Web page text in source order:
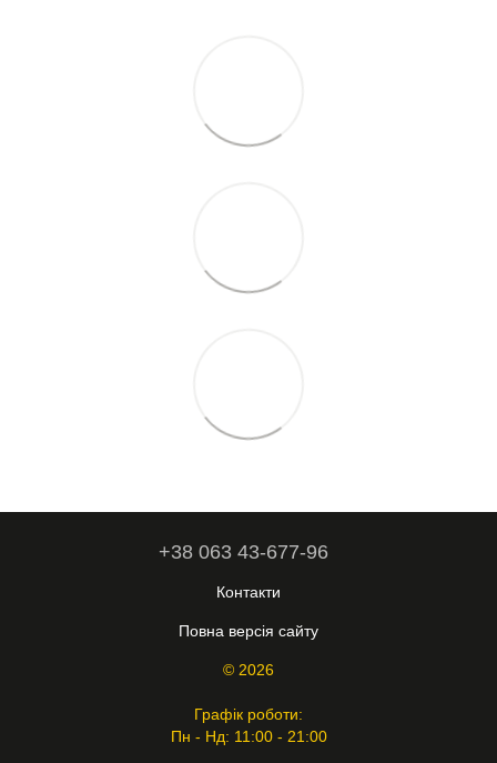
+38 063 43-677-96
Контакти
Повна версія сайту
© 2026
Графік роботи:
Пн - Нд: 11:00 - 21:00